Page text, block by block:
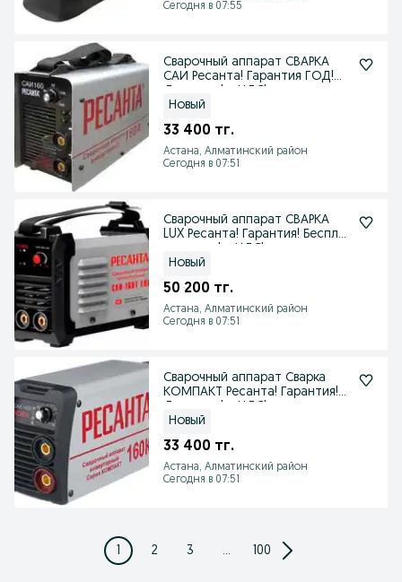
Сегодня в 07:55
Сварочный аппарат СВАРКА
САИ Ресанта! Гарантия ГОД!
Новый
33 400 тг.
Астана, Алматинский район
Сегодня в 07:51
Сварочный аппарат СВАРКА
LUX Ресанта! Гарантия! Беспл
Новый
50 200 тг.
Астана, Алматинский район
Сегодня в 07:51
Сварочный аппарат Сварка
КОМПАКТ Ресанта! Гарантия!
Новый
33 400 тг.
Астана, Алматинский район
Сегодня в 07:51
1 2 3 ... 100